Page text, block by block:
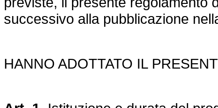
successivo alla pubblicazione
HANNO ADOTTATO IL